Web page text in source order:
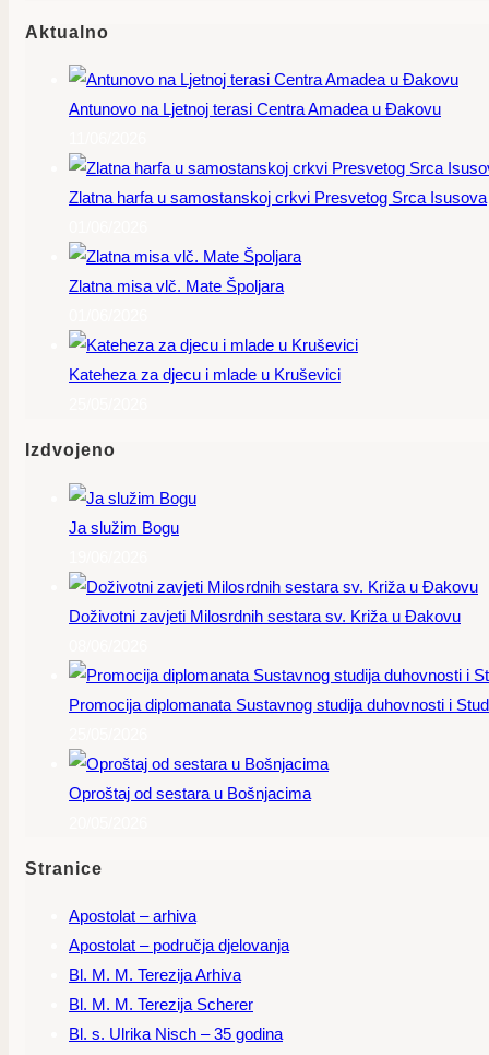
Aktualno
Antunovo na Ljetnoj terasi Centra Amadea u Đakovu
Zlatna harfa u samostanskoj crkvi Presvetog Srca Isusova
Zlatna misa vlč. Mate Špoljara
Kateheza za djecu i mlade u Kruševici
Izdvojeno
Ja služim Bogu
Doživotni zavjeti Milosrdnih sestara sv. Križa u Đakovu
Promocija diplomanata Sustavnog studija duhovnosti i
Oproštaj od sestara u Bošnjacima
Stranice
Apostolat – arhiva
Apostolat – područja djelovanja
Bl. M. M. Terezija Arhiva
Bl. M. M. Terezija Scherer
Bl. s. Ulrika Nisch – 35 godina